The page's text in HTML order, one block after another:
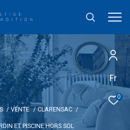
Fr
0
VENTE
CLARENSAC
ET PISCINE HORS SOL